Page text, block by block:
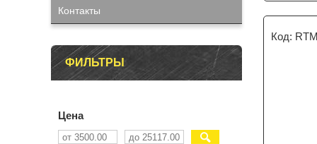
Контакты
ФИЛЬТРЫ
Цена